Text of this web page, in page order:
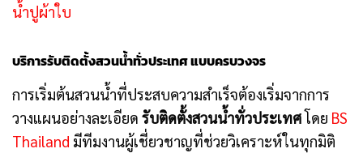
น้ำปูผ้าใบ
บริการรับติดตั้งสวนน้ำทั่วประเทศ แบบครบวงจร
การเริ่มต้นสวนน้ำที่ประสบความสำเร็จต้องเริ่มจากการ
วางแผนอย่างละเอียด รับติดตั้งสวนน้ำทั่วประเทศโดย BS
Thailand มีทีมงานผู้เชี่ยวชาญที่ช่วยวิเคราะห์ในทุกมิติ